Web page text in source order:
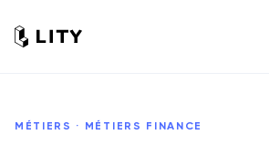
MÉTIERS · MÉTIERS FINANCE